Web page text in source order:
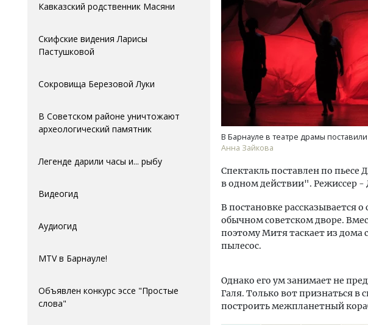
Кавказский родственник Масяни
Скифские видения Ларисы
Пастушковой
Сокровища Березовой Луки
В Советском районе уничтожают
археологический памятник
Легенде дарили часы и... рыбу
Видеогид
Аудиогид
MTV в Барнауле!
Объявлен конкурс эссе "Простые
слова"
В Барнауле в театре драмы поставили
Анна Зайкова
Спектакль поставлен по
в одном действии". Режиссер
В постановке рассказывается
обычном советском дворе.
поэтому Митя таскает из
пылесос.
Однако его ум занимает не
Галя. Только вот признаться в
построить межпланетный